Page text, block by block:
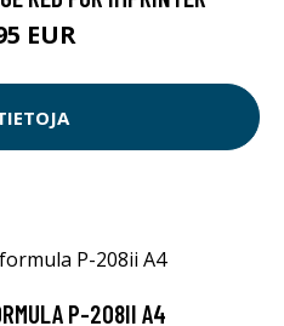
EUR
P-208II A4